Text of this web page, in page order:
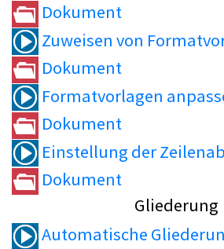
Dokument
Zuweisen von
Dokument
Formatvorlagen
Dokument
Einstellung der
Dokument
Gliederung
Automatische